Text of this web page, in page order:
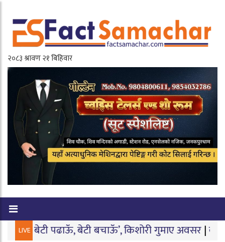
LIVE
पढाऊँ, बेटी बचाऊँ’, किशोरी गुमाए अवसर|बारामा पार्टी